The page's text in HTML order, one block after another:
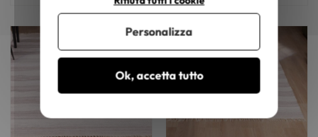
Ok, accetta tutto
Personalizza